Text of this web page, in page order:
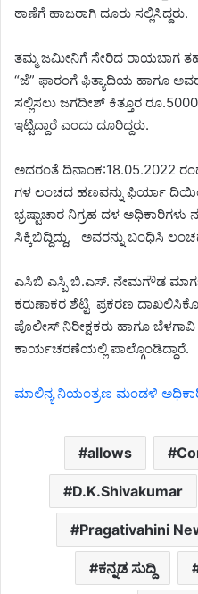
ಠಾಣೆಗೆ ಹಾಜರಾಗಿ ದೂರು ಸಲ್ಲಿಸಿದ್ದರು.
ತಮ್ಮ ಜಮೀನಿಗೆ ಸೇರಿದ ರಾಯಬಾಗ
“ಜೆ” ಫಾರಂಗೆ ಫಿತ್ಯಾದಿಯ ಹಾಗೂ
ಸಲ್ಲಿಸಲು ಜಗದೀಶ್ ಕಿತ್ತೂರ
ಇಟ್ಟಿದ್ದಾರೆ ಎಂದು ದೂರಿದ್ದರು.
ಅದರಂತೆ ದಿನಾಂಕ:18.05.2022
ಗಳ ಲಂಚದ ಹಣವನ್ನು ಫಿರ್ಯಾ
ಭ್ರಷ್ಟಾಚಾರ ನಿಗ್ರಹ ದಳ
ಸಿಕ್ಕಿಬಿದ್ದಿದ್ದು, ಅವರನ್ನು ಬಂಧಿಸಿ
ಎಸಿಬಿ ಎಸ್ಪಿ ಬಿ.ಎಸ್. ನೇಮಗೌಡ
ಕರುಣಾಕರ ಶೆಟ್ಟಿ ಪ್ರಕರಣ
ಪೊಲೀಸ್ ನಿರೀಕ್ಷಕರು ಹಾಗೂ
ಕಾರ್ಯಚರಣೆಯಲ್ಲಿ ಪಾಲ್ಗೊಂಡಿದ್ದಾರೆ.
ಮಾಲಿನ್ಯ ನಿಯಂತ್ರಣ ಮಂಡಳಿ
allows
D.K.Shivakumar
Pragativahini
ಕನ್ನಡ ಸುದ್ದಿ